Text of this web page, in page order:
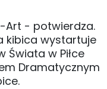
Art - potwierdza.
kibica wystartuje
Świata w Piłce
Dramatycznym